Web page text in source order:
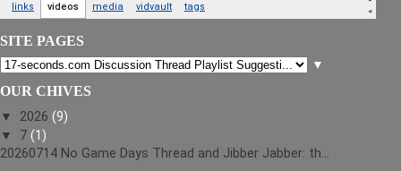
SITE PAGES
▼
OUR CHIVES
▼ 2026 (9)
▼ 7 (1)
20260714 No Game Days Thread and Jibber Jabber: th...